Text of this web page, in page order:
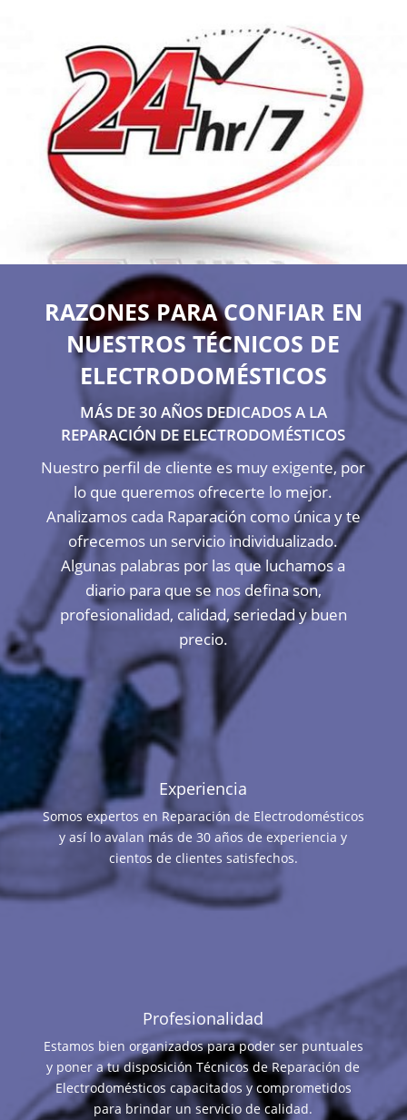
RAZONES PARA CONFIAR EN
NUESTROS TÉCNICOS DE
ELECTRODOMÉSTICOS
MÁS DE 30 AÑOS DEDICADOS A LA
REPARACIÓN DE ELECTRODOMÉSTICOS
Nuestro perfil de cliente es muy exigente, por
lo que queremos ofrecerte lo mejor.
Analizamos cada Raparación como única y te
ofrecemos un servicio individualizado.
Algunas palabras por las que luchamos a
diario para que se nos defina son,
profesionalidad, calidad, seriedad y buen
precio.
Experiencia
Somos expertos en Reparación de Electrodomésticos
y así lo avalan más de 30 años de experiencia y
cientos de clientes satisfechos.
Profesionalidad
Estamos bien organizados para poder ser puntuales
y poner a tu disposición Técnicos de Reparación de
Electrodomésticos capacitados y comprometidos
para brindar un servicio de calidad.